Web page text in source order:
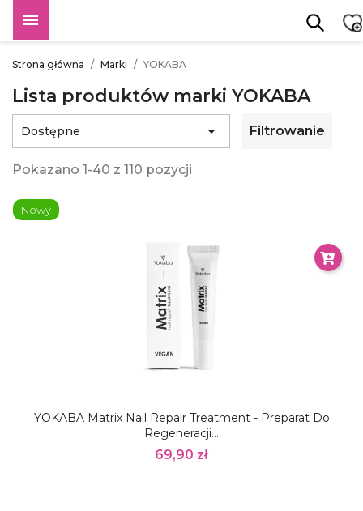

Strona główna Marki YOKABA
Lista produktów marki YOKABA
Dostępne  Filtrowanie
Pokazano 1-40 z 110 pozycji
YOKABA Matrix Nail Repair Treatment - Preparat Do
Regeneracji...
69,90 zł
Nowy